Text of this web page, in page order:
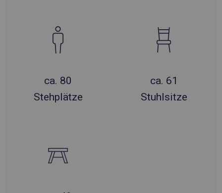
ca. 80
Stehplätze
ca. 61
Stuhlsitze